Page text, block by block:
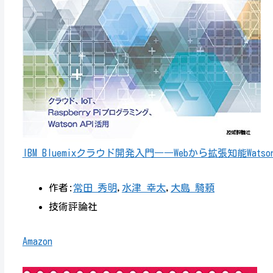
IBM Bluemixクラウド開発入門――Webから拡張知能
作者: 常田 秀明, 水津 幸太, 大島 騎頼
技術評論社
Amazon